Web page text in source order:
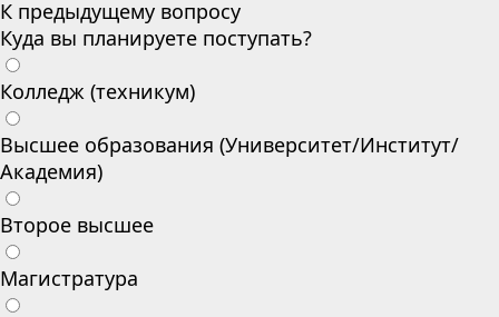
К предыдущему вопросу
Куда вы планируете поступать?
Колледж (техникум)
Высшее образования (Университет/Институт/
Академия)
Второе высшее
Магистратура